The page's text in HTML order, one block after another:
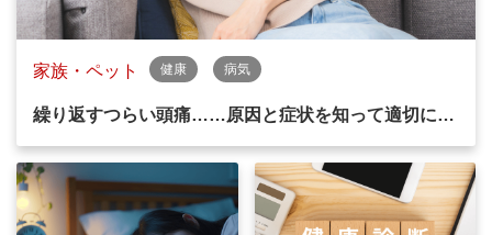
家族・ペット 健康 病気
繰り返すつらい頭痛……原因と症状を知って適切に…